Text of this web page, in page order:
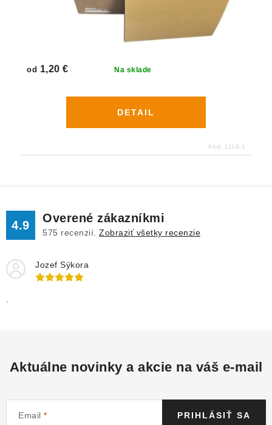
Na sklade
od 1,20 €
DETAIL
Kód: 1118-1
4.9
Overené zákazníkmi
575 recenzií. Zobraziť všetky recenzie
Jozef Sýkora
Aktuálne novinky a akcie na váš e-mail
Email PRIHLÁSIŤ SA